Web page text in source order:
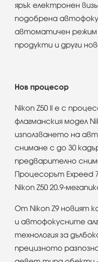
ярък електронен
подобрена
автоматичен режим
продукти и други
Нов процесор
Nikon Z50 II е с
флагманския модел
използването на
снимане с до 30
предварително
Процесорът Expeed
Nikon Z50 20.9-
От Nikon Z9 новият
и автофокусните
технология за
прецизното